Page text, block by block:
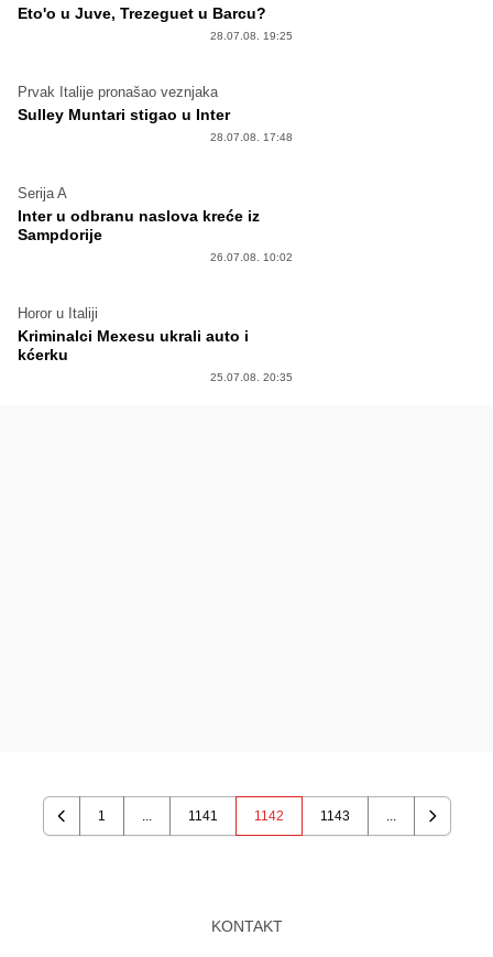
Eto'o u Juve, Trezeguet u Barcu?
28.07.08. 19:25
Prvak Italije pronašao veznjaka
Sulley Muntari stigao u Inter
28.07.08. 17:48
Serija A
Inter u odbranu naslova kreće iz
Sampdorije
26.07.08. 10:02
Horor u Italiji
Kriminalci Mexesu ukrali auto i
kćerku
25.07.08. 20:35
Previous
1 ... 1141 1142 1143 ...
Next
KONTAKT